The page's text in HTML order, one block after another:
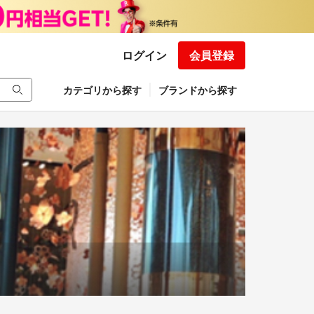
ログイン 会員登録
カテゴリから探す ブランドから探す